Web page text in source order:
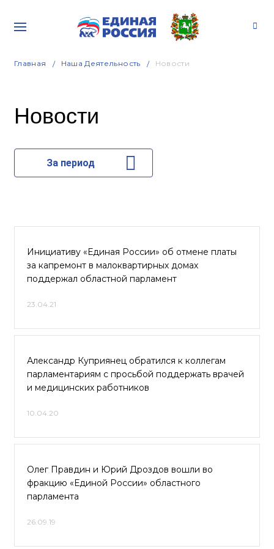
Главная Наша Деятельность Новости
Новости
За период
Инициативу «Единая России» об отмене платы
за капремонт в малоквартирных домах
поддержал областной парламент
23.04.21
Александр Куприянец обратился к коллегам
парламентариям с просьбой поддержать врачей
и медицинских работников
10.04.20
Олег Правдин и Юрий Дроздов вошли во
фракцию «Единой России» областного
парламента
26.09.19